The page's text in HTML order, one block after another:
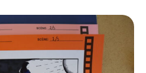
secondaires